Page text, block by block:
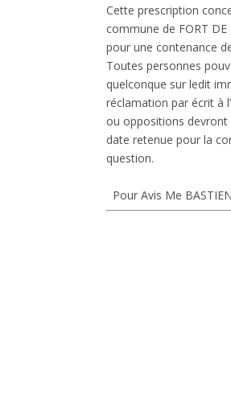
Cette prescription
commune de FORT
pour une contenance
Toutes personnes
quelconque sur ledit
réclamation par écrit à
ou oppositions
date retenue pour la
question.
Pour Avis Me BASTIEN